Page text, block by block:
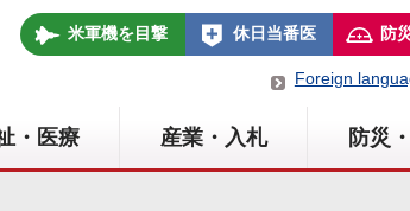
いの町
米軍機を目撃 休日当番医 防
Foreign
・医療 産業・入札 防災